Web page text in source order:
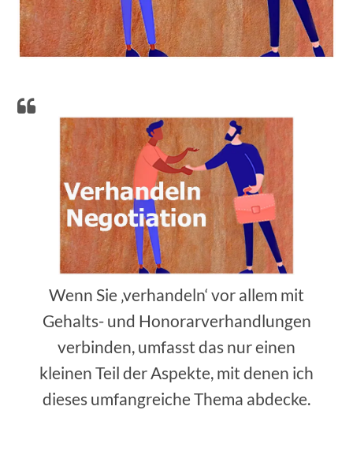
Wenn Sie ‚verhandeln‘ vor allem mit
Gehalts- und Honorarverhandlungen
verbinden, umfasst das nur einen
kleinen Teil der Aspekte, mit denen ich
dieses umfangreiche Thema abdecke.